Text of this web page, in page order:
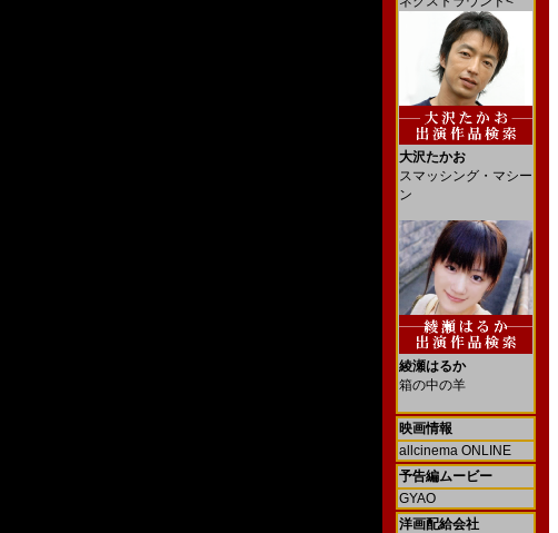
大沢たかお
スマッシング・マシー
ン
綾瀬はるか
箱の中の羊
映画情報
allcinema ONLINE
予告編ムービー
GYAO
洋画配給会社